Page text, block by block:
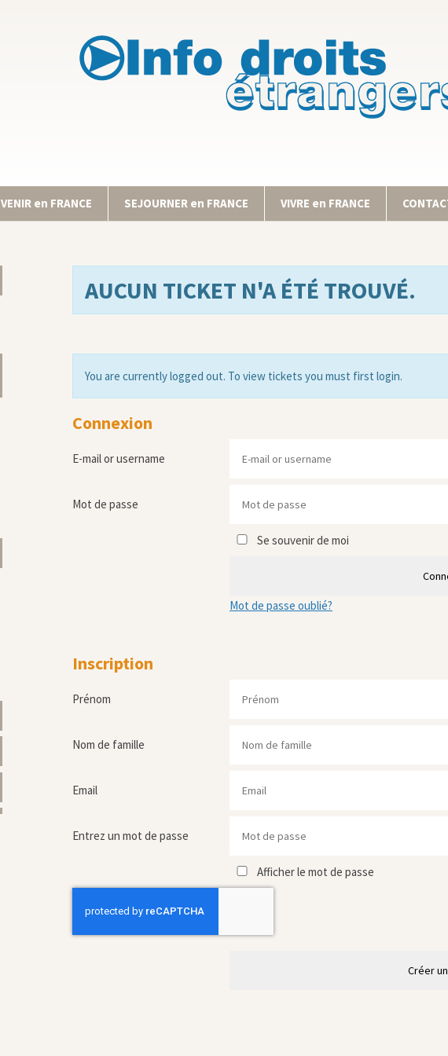
VENIR en FRANCE SEJOURNER en FRANCE VIVRE en FRANCE
AUCUN TICKET N'A ÉTÉ TROUVÉ.
You are currently logged out. To view tickets you must first login.
Connexion
E-mail or username
Mot de passe
Se souvenir de moi
Mot de passe oublié?
Inscription
Prénom
Nom de famille
Email
Entrez un mot de passe
Afficher le mot de passe
Créer